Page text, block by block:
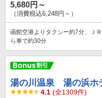
5,680円～
（消費税込6,248円～）
函館空港よりタクシー約7分、Ｊ
ら車で約30分
湯の川温泉 湯の浜ホ
4.1 (全1309件)